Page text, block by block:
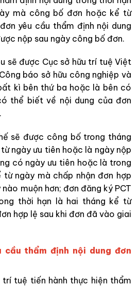
mà công bố đơn hoặc kể từ
yêu cầu thẩm định nội dung
nộp sau ngày công bố đơn.
sẽ được Cục sở hữu trí tuệ Việt
báo sở hữu công nghiệp và
kì bên thứ ba hoặc là bên có
thể biết về nội dung của đơn
sẽ được công bố trong tháng
ngày ưu tiên hoặc là ngày nộp
có ngày ưu tiên hoặc là trong
ngày mà chấp nhận đơn hợp
muộn hơn; đơn đăng ký PCT
thời hạn là hai tháng kể từ
hợp lệ sau khi đơn đã vào giai
cầu thẩm định nội dung đơn
tuệ tiến hành thực hiện thẩm